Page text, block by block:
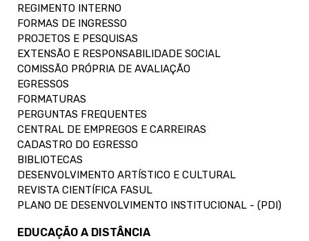
REGIMENTO INTERNO
FORMAS DE INGRESSO
PROJETOS E PESQUISAS
EXTENSÃO E RESPONSABILIDADE SOCIAL
COMISSÃO PRÓPRIA DE AVALIAÇÃO
EGRESSOS
FORMATURAS
PERGUNTAS FREQUENTES
CENTRAL DE EMPREGOS E CARREIRAS
CADASTRO DO EGRESSO
BIBLIOTECAS
DESENVOLVIMENTO ARTÍSTICO E CULTURAL
REVISTA CIENTÍFICA FASUL
PLANO DE DESENVOLVIMENTO INSTITUCIONAL - (PDI)
EDUCAÇÃO A DISTÂNCIA